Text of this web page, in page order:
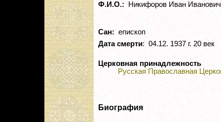
Ф.И.О.: Никифоров Иван Иванович
Сан: епископ
Дата смерти: 04.12. 1937 г. 20 век
Церковная принадлежность
Русская Православная
Биография